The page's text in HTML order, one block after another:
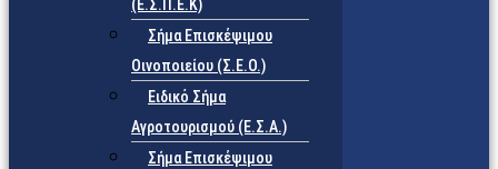
(Ε.Σ.Π.Ε.Κ)
Σήμα Επισκέψιμου
Οινοποιείου (Σ.Ε.Ο.)
Ειδικό Σήμα
Αγροτουρισμού (Ε.Σ.Α.)
Σήμα Επισκέψιμου